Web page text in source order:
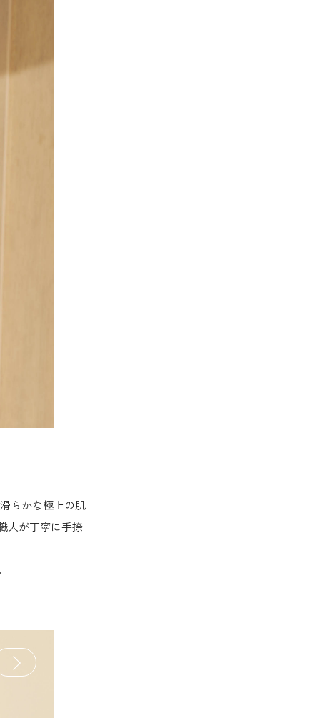
らかな極上の肌
人が丁寧に手捺